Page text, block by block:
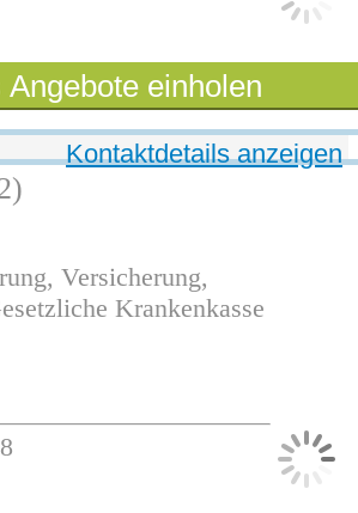
Angebote einholen
Versicherung,
Krankenkasse
Kontaktdetails anzeigen